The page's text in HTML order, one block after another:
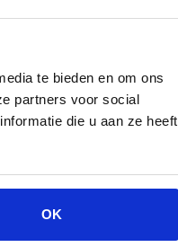
te bieden en om ons
partners voor social
die u aan ze heeft
OK